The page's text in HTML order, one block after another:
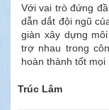
Với vai trò đứng
dẫn dắt đội ngũ
giàn xây dựng
trợ nhau trong
hoàn thành tốt mọi
Trúc Lâm